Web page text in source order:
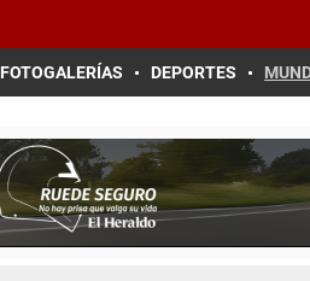
FOTOGALERÍAS DEPORTES